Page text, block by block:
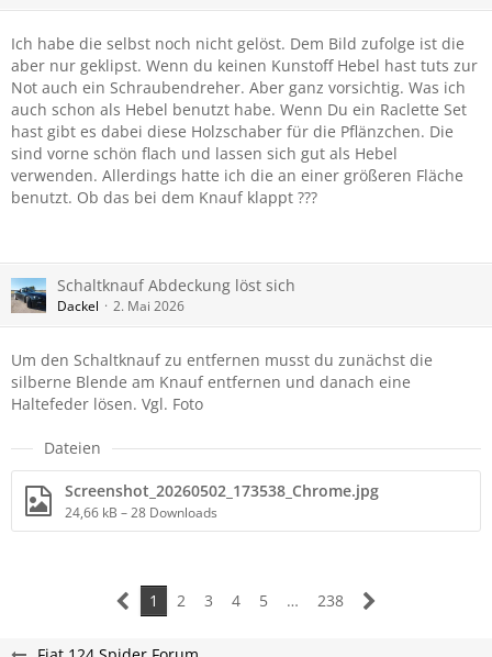
Ich habe die selbst noch nicht gelöst. Dem Bild zufolge ist die
aber nur geklipst. Wenn du keinen Kunstoff Hebel hast tuts zur
Not auch ein Schraubendreher. Aber ganz vorsichtig. Was ich
auch schon als Hebel benutzt habe. Wenn Du ein Raclette Set
hast gibt es dabei diese Holzschaber für die Pflänzchen. Die
sind vorne schön flach und lassen sich gut als Hebel
verwenden. Allerdings hatte ich die an einer größeren Fläche
benutzt. Ob das bei dem Knauf klappt ???
Schaltknauf Abdeckung löst sich
Dackel 2. Mai 2026
Um den Schaltknauf zu entfernen musst du zunächst die
silberne Blende am Knauf entfernen und danach eine
Haltefeder lösen. Vgl. Foto
Dateien
Screenshot_20260502_173538_Chrome.jpg
24,66 kB – 28 Downloads
1 2 3 4 5 … 238